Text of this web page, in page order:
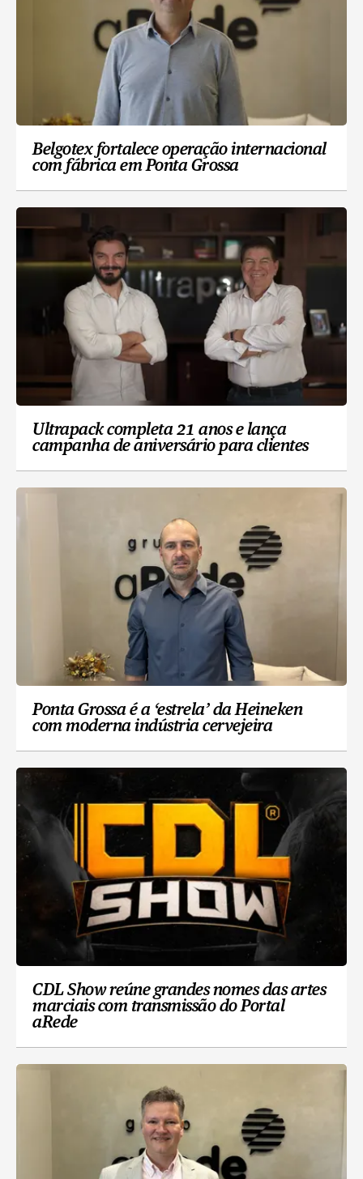
Belgotex fortalece operação internacional
com fábrica em Ponta Grossa
Ultrapack completa 21 anos e lança
campanha de aniversário para clientes
Ponta Grossa é a ‘estrela’ da Heineken
com moderna indústria cervejeira
CDL Show reúne grandes nomes das artes
marciais com transmissão do Portal
aRede